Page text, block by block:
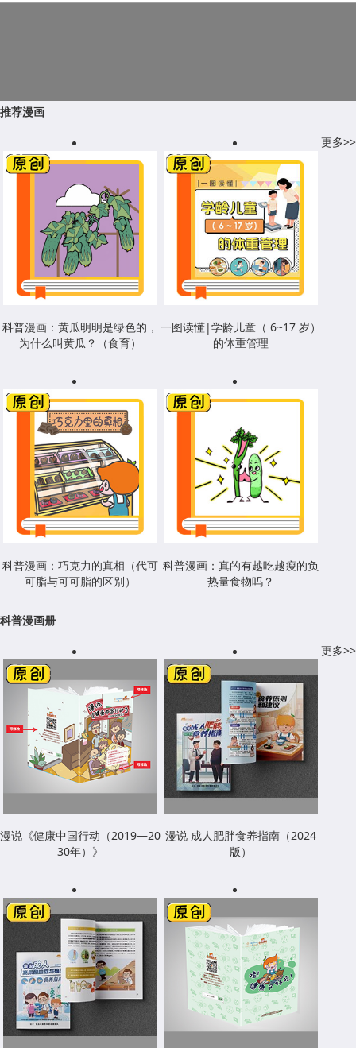
推荐漫画
更多>>
科普漫画：黄瓜明明是绿色的，
为什么叫黄瓜？（食育）
一图读懂|学龄儿童（ 6~17 岁）
的体重管理
科普漫画：巧克力的真相（代可
可脂与可可脂的区别）
科普漫画：真的有越吃越瘦的负
热量食物吗？
科普漫画册
更多>>
漫说《健康中国行动（2019—20
30年）》
漫说 成人肥胖食养指南（2024
版）